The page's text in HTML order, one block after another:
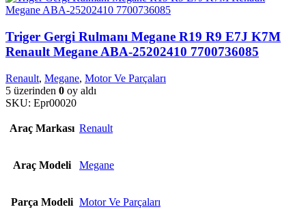
Triger Gergi Rulmanı Megane R19 R9 E7J K7M
Renault Megane ABA-25202410 7700736085
Renault, Megane, Motor Ve Parçaları
5 üzerinden 0 oy aldı
SKU: Epr00020
Araç Markası Renault
Araç Modeli Megane
Parça Modeli Motor Ve Parçaları